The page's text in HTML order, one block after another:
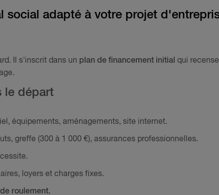
social adapté à votre projet
Il s'inscrit dans un plan de financement initial qui recense
le départ
équipements, aménagements, site internet.
greffe (300 à 1 000 €), assurances professionnelles.
loyers et charges fixes.
roulement.